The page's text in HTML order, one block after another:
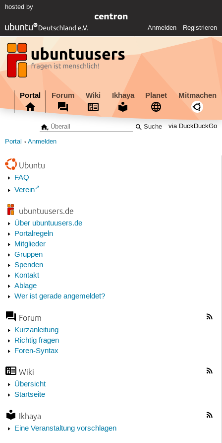
hosted by
Anmelden Registrieren
Portal Forum Wiki Ikhaya Planet Mitmachen
via DuckDuckGo
Portal Anmelden
Ubuntu
FAQ
Verein
ubuntuusers.de
Über ubuntuusers.de
Portalregeln
Mitglieder
Gruppen
Spenden
Kontakt
Ablage
Wer ist gerade angemeldet?
Forum
Kurzanleitung
Richtig fragen
Foren-Syntax
Wiki
Übersicht
Startseite
Ikhaya
Eine Veranstaltung vorschlagen